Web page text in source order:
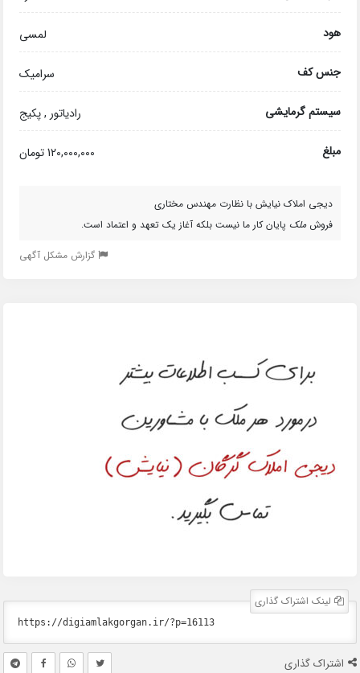
هود لمسی
جنس کف سرامیک
سیستم گرمایشی رادیاتور , پکیج
مبلغ 120,000,000 تومان
دیجی املاک نیایش با نظارت مهندس مختاری
فروشملک پایان کار ما نیست بلکه آغاز یک تعهد و اعتماد است.
گزارش مشکل آگهی
لینک اشتراک گذاری
اشتراک گذاری